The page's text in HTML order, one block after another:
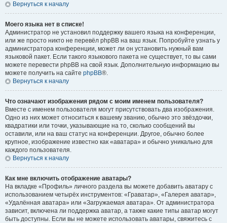
Вернуться к началу
Моего языка нет в списке!
Администратор не установил поддержку вашего языка на конференции,
или же просто никто не перевёл phpBB на ваш язык. Попробуйте узнать у
администратора конференции, может ли он установить нужный вам
языковой пакет. Если такого языкового пакета не существует, то вы сами
можете перевести phpBB на свой язык. Дополнительную информацию вы
можете получить на сайте phpBB®.
Вернуться к началу
Что означают изображения рядом с моим именем пользователя?
Вместе с именем пользователя могут присутствовать два изображения.
Одно из них может относиться к вашему званию, обычно это звёздочки,
квадратики или точки, указывающие на то, сколько сообщений вы
оставили, или на ваш статус на конференции. Другое, обычно более
крупное, изображение известно как «аватара» и обычно уникально для
каждого пользователя.
Вернуться к началу
Как мне включить отображение аватары?
На вкладке «Профиль» личного раздела вы можете добавить аватару с
использованием четырёх инструментов: «Граватар», «Галерея аватар»,
«Удалённая аватара» или «Загружаемая аватара». От администратора
зависит, включена ли поддержка аватар, а также какие типы аватар могут
быть доступны. Если вы не можете использовать аватары, свяжитесь с